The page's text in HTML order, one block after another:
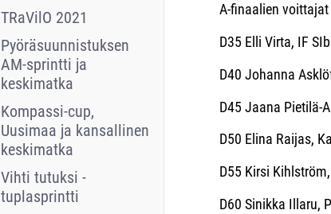
TRaVilO 2021
Pyöräsuunnistuksen
AM-sprintti ja
keskimatka
Kompassi-cup,
Uusimaa ja kansallinen
keskimatka
Vihti tutuksi -
tuplasprintti
A-finaalien
D35 Elli Virta, IF
D40 Johanna
D45 Jaana Pietilä-
D50 Elina Raijas,
D55 Kirsi
D60 Sinikka Illaru,